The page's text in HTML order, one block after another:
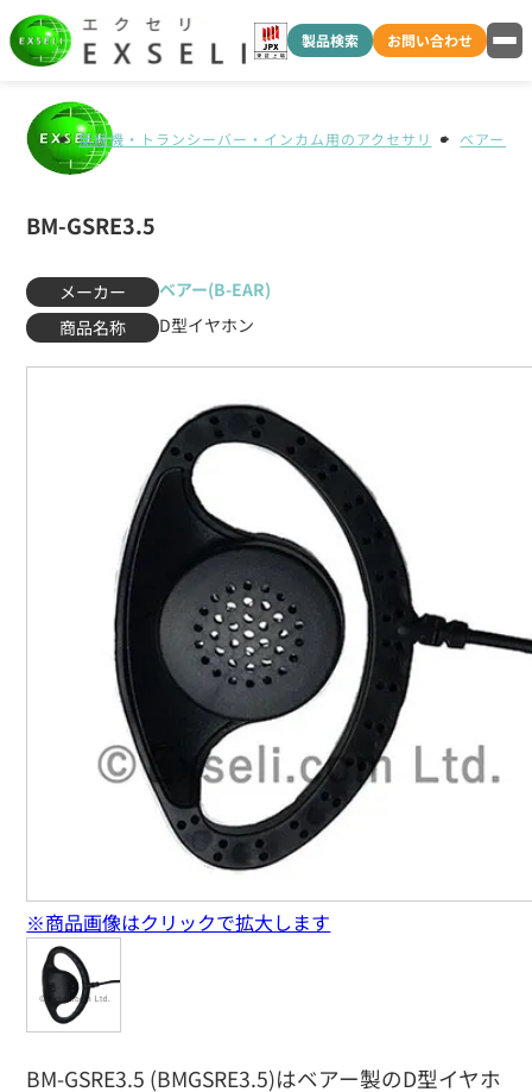
製品検索 お問い合わせ
無線機・トランシーバー・インカム用のアクセサリ ベアー(B-
BM-GSRE3.5
メーカー
ベアー(B-EAR)
商品名称
D型イヤホン
BM-GSRE3.5 (BMGSRE3.5)はベアー製のD型イヤホ
※商品画像はクリックで拡大します